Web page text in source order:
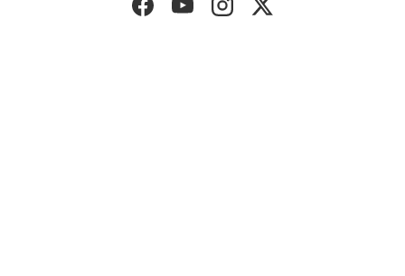
FacebookYouTubeInstagramTwitter